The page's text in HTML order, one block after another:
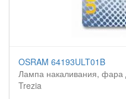
OSRAM 64193ULT01B
Лампа накаливания, фара
Trezia